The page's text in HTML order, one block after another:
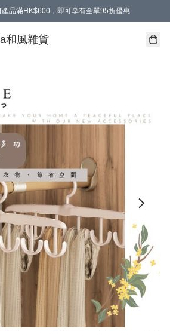
品滿HK$600，即可享有全單95折優惠
，單一訂單消費購物滿HK$680(折扣後），可享有
和風雜貨